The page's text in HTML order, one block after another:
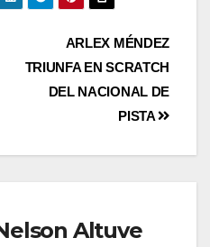
ARLEX MÉNDEZ
TRIUNFA EN SCRATCH
DEL NACIONAL DE
PISTA
Altuve